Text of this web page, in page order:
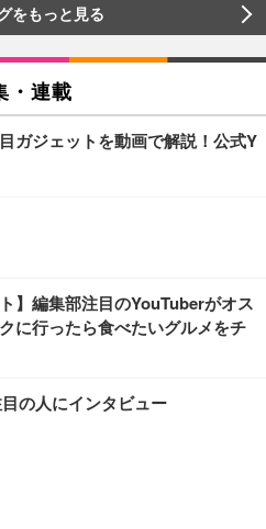
をもっと見る
・連載
ガジェットを動画で解説！公式Y
】編集部注目のYouTuberがオス
に行ったら食べたいグルメをチ
の人にインタビュー